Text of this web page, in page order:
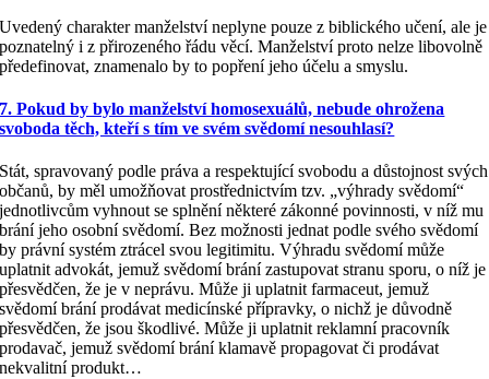
Uvedený charakter manželství neplyne pouze z biblického učení, ale je
poznatelný i z přirozeného řádu věcí. Manželství proto nelze libovolně
předefinovat, znamenalo by to popření jeho účelu a smyslu.
7. Pokud by bylo manželství homosexuálů, nebude ohrožena
svoboda těch, kteří s tím ve svém svědomí nesouhlasí?
Stát, spravovaný podle práva a respektující svobodu a důstojnost svých
občanů, by měl umožňovat prostřednictvím tzv. „výhrady svědomí“
jednotlivcům vyhnout se splnění některé zákonné povinnosti, v níž mu
brání jeho osobní svědomí. Bez možnosti jednat podle svého svědomí
by právní systém ztrácel svou legitimitu. Výhradu svědomí může
uplatnit advokát, jemuž svědomí brání zastupovat stranu sporu, o níž je
přesvědčen, že je v neprávu. Může ji uplatnit farmaceut, jemuž
svědomí brání prodávat medicínské přípravky, o nichž je důvodně
přesvědčen, že jsou škodlivé. Může ji uplatnit reklamní pracovník
prodavač, jemuž svědomí brání klamavě propagovat či prodávat
nekvalitní produkt…